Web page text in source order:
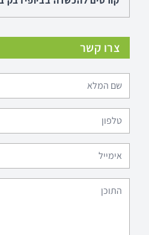
בחיפה במרכז חוסן
בנוסף לקורסי ההכשרה
ד"ר אינה קאזאן וד"ר יובל עודד
וביופידבק.
Version
מערכת הביופידבק שפותחה על
החינוך בהוואי ובאלסקה לשמש
לגילאי בית הספר היסודי . לצורך
צרו קשר